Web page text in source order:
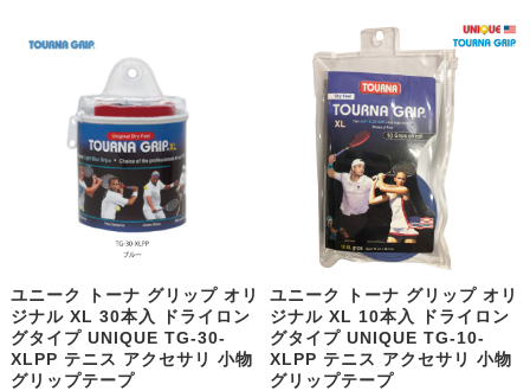
ユニーク トーナ グリップ オリ
ジナル XL 30本入 ドライロン
グタイプ UNIQUE TG-30-
XLPP テニス アクセサリ 小物
グリップテープ
ユニーク トーナ グリップ オリ
ジナル XL 10本入 ドライロン
グタイプ UNIQUE TG-10-
XLPP テニス アクセサリ 小物
グリップテープ